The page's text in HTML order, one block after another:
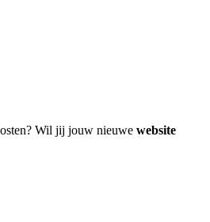
Wil jij jouw nieuwe website